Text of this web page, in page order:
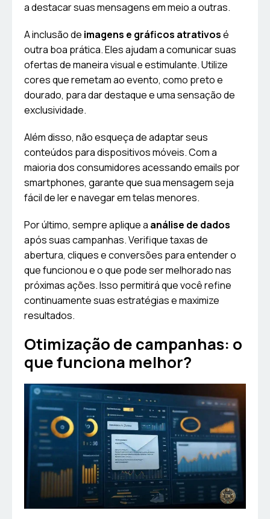
a destacar suas mensagens em meio a outras.
A inclusão de imagens e gráficos atrativosé
outra boa prática. Eles ajudam a comunicar suas
ofertas de maneira visual e estimulante. Utilize
cores que remetam ao evento, como preto e
dourado, para dar destaque e uma sensação de
exclusividade.
Além disso, não esqueça de adaptar seus
conteúdos para dispositivos móveis. Com a
maioria dos consumidores acessando emails por
smartphones, garante que sua mensagem seja
fácil de ler e navegar em telas menores.
Por último, sempre aplique a análise de dados
após suas campanhas. Verifique taxas de
abertura, cliques e conversões para entender o
que funcionou e o que pode ser melhorado nas
próximas ações. Isso permitirá que você refine
continuamente suas estratégias e maximize
resultados.
Otimização de campanhas: o
que funciona melhor?